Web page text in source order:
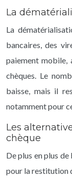
La
La
bancaires, des
paiement mobile,
chèques. Le
baisse, mais il
notamment pour
Les
chèque
De plus en plus
pour la restitution